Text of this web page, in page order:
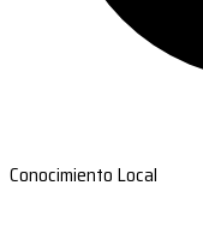
Conocimiento Local